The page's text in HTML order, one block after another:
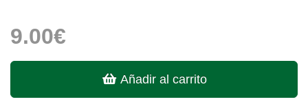
9.00€
Añadir al carrito